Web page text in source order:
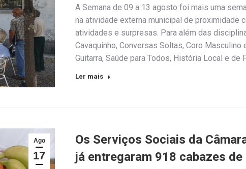
A Semana de 09 a 13 agosto foi mais uma
na atividade externa municipal de proximidade
atividades e surpresas. Para além das
Cavaquinho, Conversas Soltas, Coro Masculino
Guitarra, Saúde para Todos, História Local e de
Ler mais
Ago
17
Os Serviços Sociais da
já entregaram 918 cabazes